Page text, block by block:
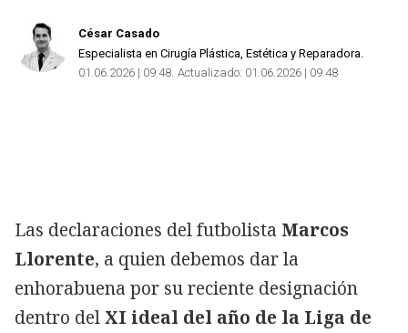
César Casado
Especialista en Cirugía Plástica, Estética y Reparadora.
01.06.2026 | 09:48 Actualizado: 01.06.2026 | 09:48
Las declaraciones del futbolista Marcos
Llorente, a quien debemos dar la
enhorabuena por su reciente designación
dentro delXI ideal del año de la Liga de